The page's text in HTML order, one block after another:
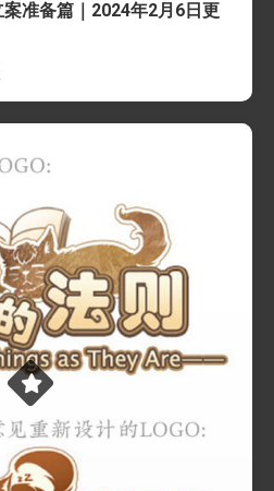
准备篇｜2024年2月6日更